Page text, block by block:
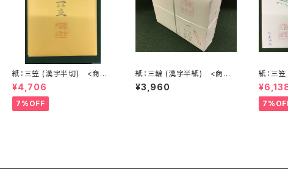
紙：三笠 (漢字半切) <商品
番号1219>
¥4,706
7%OFF
紙：三輪 (漢字半紙) <商品
番号1631>
¥3,960
紙：三笠 (漢字半紙) <商品
番号